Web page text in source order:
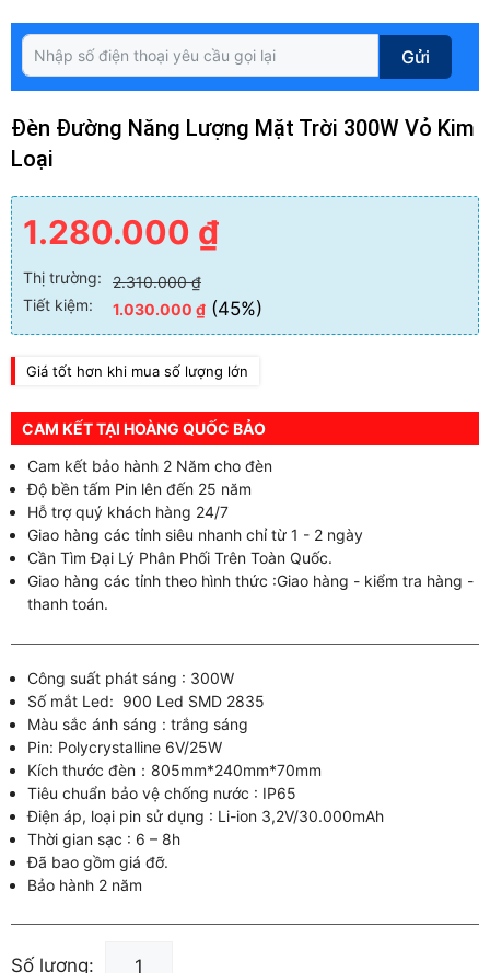
Gửi
Đèn Đường Năng Lượng Mặt Trời 300W Vỏ Kim
Loại
1.280.000 ₫
Thị trường: 2.310.000₫
Tiết kiệm:
1.030.000 ₫ (45%)
Giá tốt hơn khi mua số lượng lớn
CAM KẾT TẠI HOÀNG QUỐC BẢO
Cam kết bảo hành 2 Năm cho đèn
Độ bền tấm Pin lên đến 25 năm
Hỗ trợ quý khách hàng 24/7
Giao hàng các tỉnh siêu nhanh chỉ từ 1 - 2 ngày
Cần Tìm Đại Lý Phân Phối Trên Toàn Quốc.
Giao hàng các tỉnh theo hình thức :Giao hàng - kiểm tra hàng -
thanh toán.
Công suất phát sáng : 300W
Số mắt Led: 900 Led SMD 2835
Màu sắc ánh sáng : trắng sáng
Pin: Polycrystalline 6V/25W
Kích thước đèn：805mm*240mm*70mm
Tiêu chuẩn bảo vệ chống nước : IP65
Điện áp, loại pin sử dụng : Li-ion 3,2V/30.000mAh
Thời gian sạc : 6 – 8h
Đã bao gồm giá đỡ.
Bảo hành 2 năm
Số lượng: